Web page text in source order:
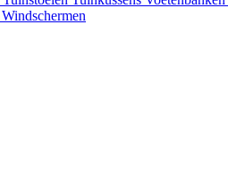
Windschermen